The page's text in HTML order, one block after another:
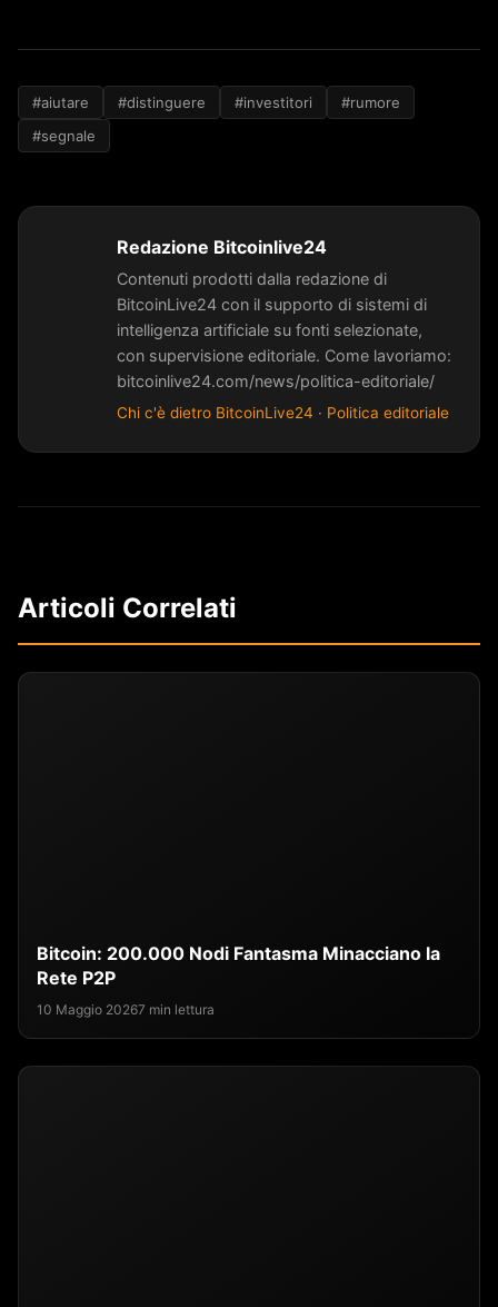
#aiutare #distinguere #investitori
#rumore
#segnale
Redazione Bitcoinlive24
Contenuti prodotti dalla redazione di
BitcoinLive24 con il supporto di sistemi di
intelligenza artificiale su fonti selezionate,
con supervisione editoriale. Come lavoriamo:
bitcoinlive24.com/news/politica-editoriale/
Chi c'è dietro BitcoinLive24 · Politica editoriale
Articoli Correlati
Bitcoin: 200.000 Nodi Fantasma Minacciano la
Rete P2P
10 Maggio 20267 min lettura